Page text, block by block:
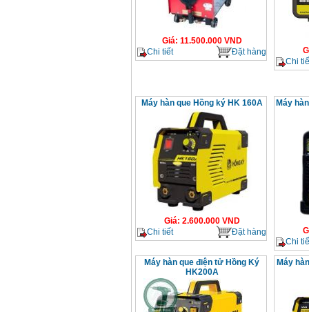
Giá: 11.500.000VND
Chi tiết
Đặt hàng
Chi
Máy hàn que Hồng ký HK 160A
Giá: 2.600.000VND
Chi tiết
Đặt hàng
Máy
Chi
Máy hàn que điện tử Hồng Ký
HK200A
Máy